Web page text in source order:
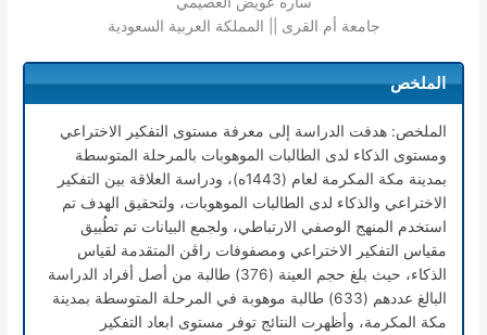
جامعة أم القرى || المملكة العربية السعودية
الملخص
الملخص: هدفت الدراسة إلى معرفة مستوى التفكير الاختراعي
ومستوى الذكاء لدى الطالبات الموهوبات بالمرحلة المتوسطة
بمدينة مكة المكرمة لعام (1443ه)، ودراسة العلاقة بين التفكير
الاختراعي والذكاء لدى الطالبات الموهوبات، ولتحقيق الهدف تم
استخدم المنهج الوصفي الارتباطي، ولجمع البيانات تم تطُبيق
مقياس التفكير الاختراعي ومصفوفات راڨن المتقدمة لقياس
الذكاء، حيث بلغ حجم العينة (376) طالبة من أصل أفراد الدراسة
البالغ عددهم (633) طالبة موهوبة في المرحلة المتوسطة بمدينة
مكة المكرمة، وأظهرت النتائج توفر مستوى ابعاد التفكير